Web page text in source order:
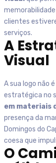
clientes
serviços.
A
Visual
A sua logo não
estratégica no
em materiais
presença da
Domingos do
coesa que
O